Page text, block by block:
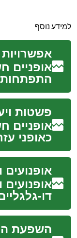
למידע נוסף
אופניים
התחבורה
פתרון
אתגרי
אופניים
כאופני
אי-
פופולרי
אופנועים
דו-
לתחבורה
יתרונות
...